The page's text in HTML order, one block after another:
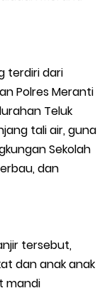
Datangi PLTG
Selatpanjang,
Meranti
Pemkab Meranti
terdiri dari
Polres Meranti
Teluk
tali air, guna
Sekolah
dan
tersebut,
dan anak anak
mandi